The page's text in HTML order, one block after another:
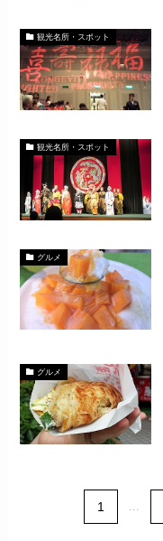
観光名所・スポット
観光名所・スポット
グルメ
グルメ
1 ...